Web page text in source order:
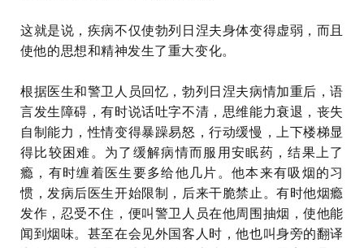
这就是说，疾病不仅使勃列日涅夫身体变得虚弱，而且
使他的思想和精神发生了重大变化。
根据医生和警卫人员回忆，勃列日涅夫病情加重后，语
言发生障碍，有时说话吐字不清，思维能力衰退，丧失
自制能力，性情变得暴躁易怒，行动缓慢，上下楼梯显
得比较困难。为了缓解病情而服用安眠药，结果上了
瘾，有时缠着医生要多给他几片。他本来有吸烟的习
惯，发病后医生开始限制，后来干脆禁止。有时他烟瘾
发作，忍受不住，便叫警卫人员在他周围抽烟，使他能
闻到烟味。甚至在会见外国客人时，他也叫身旁的翻译